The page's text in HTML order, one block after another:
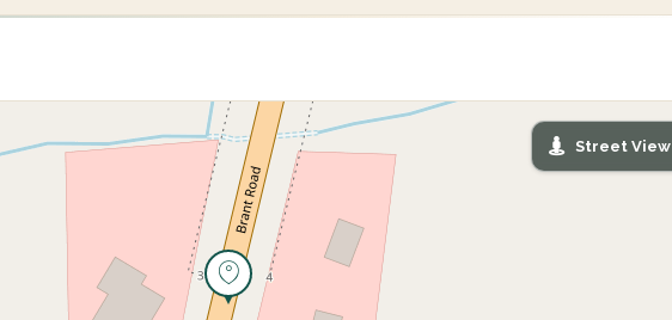
Street View